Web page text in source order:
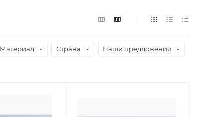
Материал Страна Наши предложения